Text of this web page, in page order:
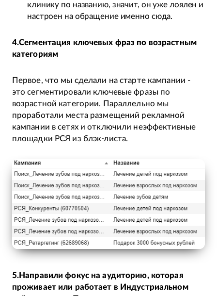
клинику по названию, значит, он уже лоялен и
настроен на обращение именно сюда.
4.Сегментация ключевых фраз по возрастным
категориям
Первое, что мы сделали на старте кампании -
это сегментировали ключевые фразы по
возрастной категории. Параллельно мы
проработали места размещений рекламной
кампании в сетях и отключили неэффективные
площадки РСЯ из блэк-листа.
5.Направили фокус на аудиторию, которая
проживает или работает в Индустриальном